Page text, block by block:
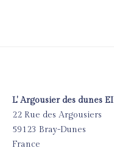
L' Argousier des dunes EI
22 Rue des Argousiers
59123 Bray-Dunes
France